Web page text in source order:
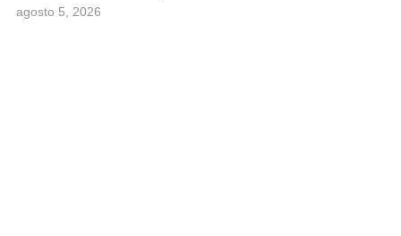
agosto 5, 2026